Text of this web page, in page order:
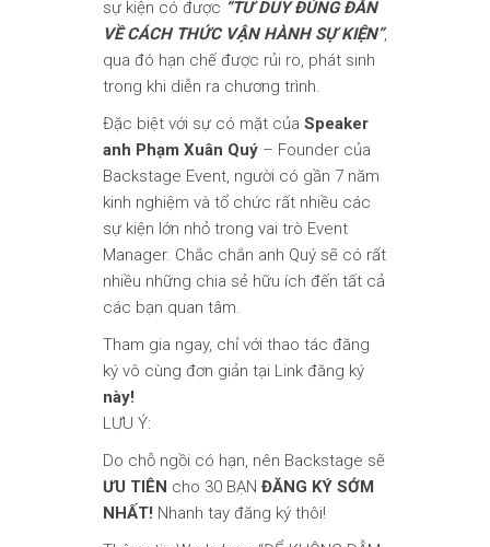
sự kiện có được “TƯ DUY ĐÚNG ĐẮN
VỀ CÁCH THỨC VẬN HÀNH SỰ KIỆN”,
qua đó hạn chế được rủi ro, phát sinh
trong khi diễn ra chương trình.
Đặc biệt với sự có mặt của Speaker
anh Phạm Xuân Quý – Founder của
Backstage Event, người có gần 7 năm
kinh nghiệm và tổ chức rất nhiều các
sự kiện lớn nhỏ trong vai trò Event
Manager. Chắc chắn anh Quý sẽ có rất
nhiều những chia sẻ hữu ích đến tất cả
các bạn quan tâm.
Tham gia ngay, chỉ với thao tác đăng
ký vô cùng đơn giản tại Link đăng ký
này!
LƯU Ý:
Do chỗ ngồi có hạn, nên Backstage sẽ
ƯU TIÊN cho 30 BẠN ĐĂNG KÝ SỚM
NHẤT! Nhanh tay đăng ký thôi!